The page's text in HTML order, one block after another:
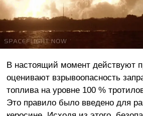
В настоящий момент действуют
оценивают взрывоопасность
топлива на уровне 100 %
Это правило было введено для